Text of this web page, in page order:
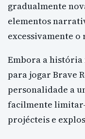
gradualmente
elementos
excessivamente o
Embora a
para jogar Brave
personalidade a
facilmente
projécteis e